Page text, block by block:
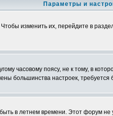
Параметры и
изменить их, перейдите в
часовому поясу, не к тому, в
большинства настроек,
в летнем времени. Этот форум